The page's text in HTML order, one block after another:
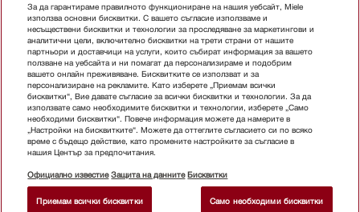
За да гарантираме правилното функциониране на нашия уебсайт, Miele
използва основни бисквитки. С вашето съгласие използваме и
несъществени бисквитки и технологии за проследяване за маркетингови и
аналитични цели, включително бисквитки на трети страни от нашите
партньори и доставчици на услуги, които събират информация за вашето
ползване на уебсайта и ни помагат да персонализираме и подобрим
вашето онлайн преживяване. Бисквитките се използват и за
персонализиране на рекламите. Като изберете „Приемам всички
бисквитки“, Вие давате съгласие за всички бисквитки и технологии. За да
използвате само необходимите бисквитки и технологии, изберете „Само
необходими бисквитки“. Повече информация можете да намерите в
„Настройки на бисквитките“. Можете да оттеглите съгласието си по всяко
време с бъдещо действие, като промените настройките за съгласие в
нашия Център за предпочитания.
Официално известие Защита на данните Бисквитки
Приемам всички бисквитки Само необходими бисквитки